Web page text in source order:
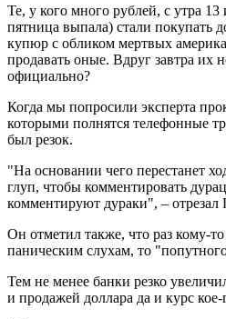
Те, у кого много рублей, с утра
пятница выпала) стали покупать
купюр с обликом мертвых
продавать оные. Вдруг завтра их
официально?
Когда мы попросили эксперта
которыми полнятся телефонные
был резок.
"На основании чего перестанет
глуп, чтобы комментировать
комментируют дураки", – отрезал
Он отметил также, что раз кому-то
паническим слухам, то
Тем не менее банки резко
и продажей доллара да и курс кое-